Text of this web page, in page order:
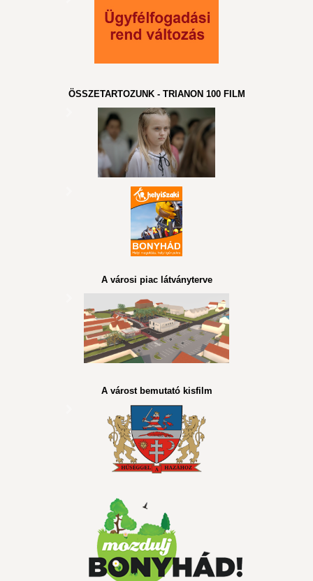
ÖSSZETARTOZUNK - TRIANON 100 FILM
A városi piac látványterve
A várost bemutató kisfilm